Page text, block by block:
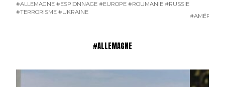
#ALLEMAGNE #ESPIONNAGE #EUROPE #ROUMANIE #RUSSIE
#TERRORISME #UKRAINE
#ALLEMAGNE